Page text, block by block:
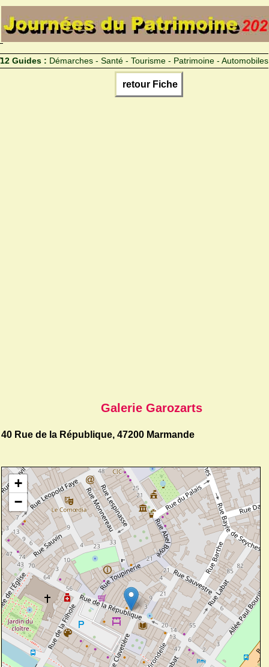
12 Guides : Démarches - Santé - Tourisme - Patrimoine - Automobiles
retour Fiche
Galerie Garozarts
40 Rue de la République, 47200 Marmande
+
−